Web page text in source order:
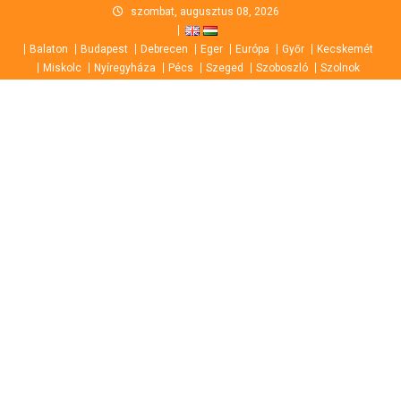
content
szombat, augusztus 08, 2026
Balaton Budapest Debrecen Eger Európa Győr
Kecskemét
Miskolc
Nyíregyháza Pécs Szeged Szoboszló Szolnok